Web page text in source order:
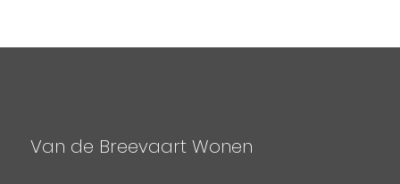
Van de Breevaart Wonen